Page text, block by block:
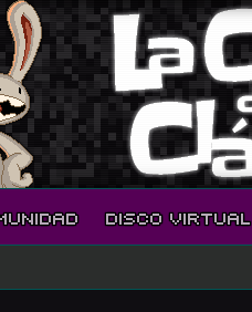
DISCO VIRTUAL